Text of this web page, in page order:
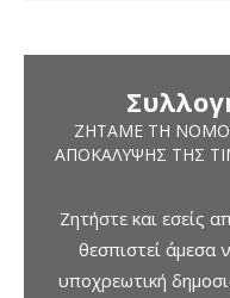
ΖΗΤΆΜΕ ΤΗ
ΑΠΟΚΆΛΥΨΗΣ ΤΗΣ
Ζητήστε και εσείς
θεσπιστεί άμεσα
υποχρεωτική